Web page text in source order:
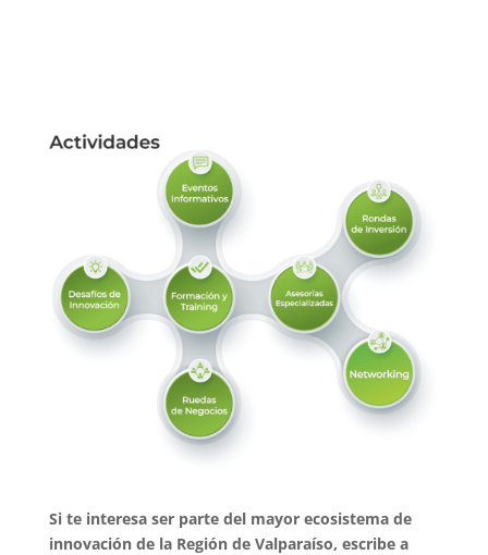
Si te interesa ser parte del mayor ecosistema de
innovación de la Región de Valparaíso, escribe a